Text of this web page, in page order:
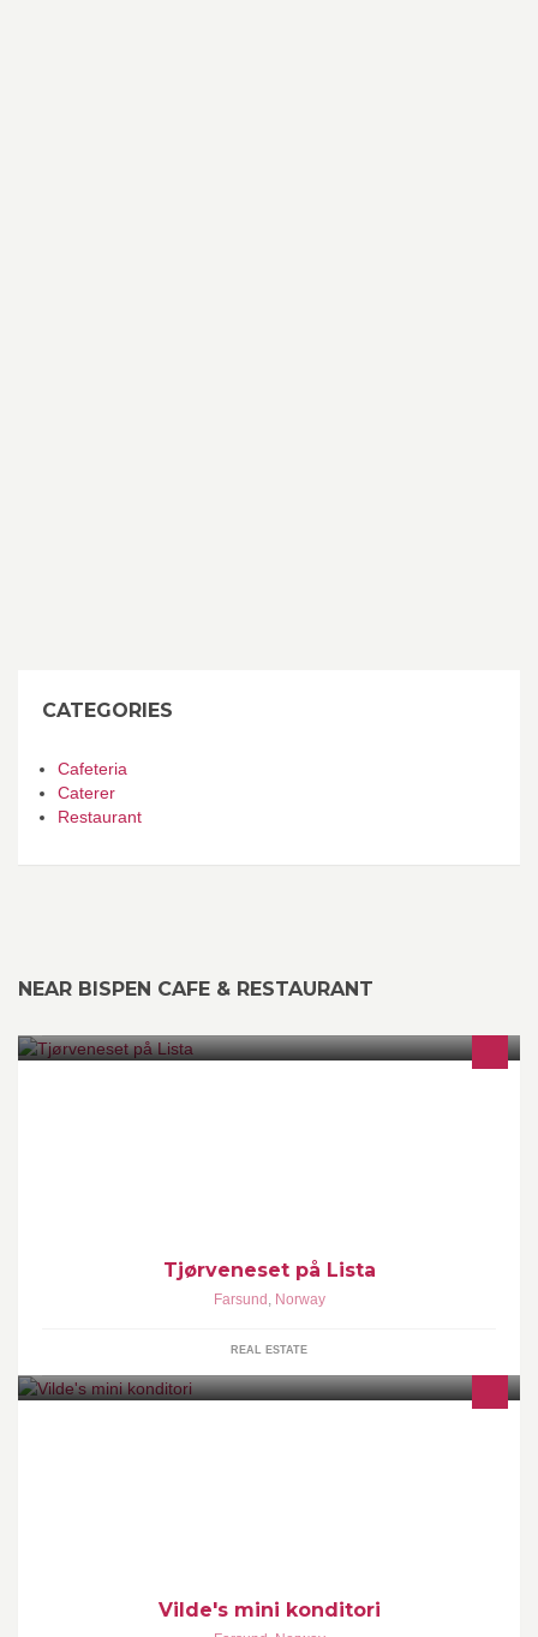
CATEGORIES
Cafeteria
Caterer
Restaurant
NEAR BISPEN CAFE & RESTAURANT
Tjørveneset på Lista
Farsund , Norway
REAL ESTATE
Vilde's mini konditori